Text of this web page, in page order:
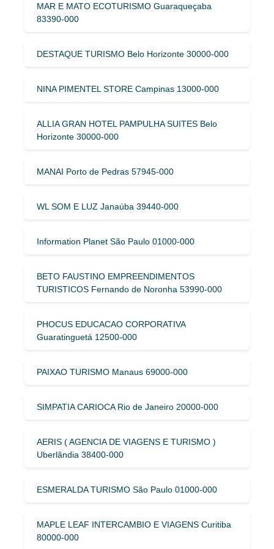
MAR E MATO ECOTURISMO Guaraqueçaba
83390-000
DESTAQUE TURISMO Belo Horizonte 30000-000
NINA PIMENTEL STORE Campinas 13000-000
ALLIA GRAN HOTEL PAMPULHA SUITES Belo
Horizonte 30000-000
MANAI Porto de Pedras 57945-000
WL SOM E LUZ Janaúba 39440-000
Information Planet São Paulo 01000-000
BETO FAUSTINO EMPREENDIMENTOS
TURISTICOS Fernando de Noronha 53990-000
PHOCUS EDUCACAO CORPORATIVA
Guaratinguetá 12500-000
PAIXAO TURISMO Manaus 69000-000
SIMPATIA CARIOCA Rio de Janeiro 20000-000
AERIS ( AGENCIA DE VIAGENS E TURISMO )
Uberlândia 38400-000
ESMERALDA TURISMO São Paulo 01000-000
MAPLE LEAF INTERCAMBIO E VIAGENS Curitiba
80000-000